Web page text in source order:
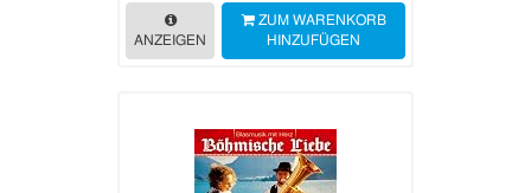
ANZEIGEN
ZUM WARENKORB
HINZUFÜGEN